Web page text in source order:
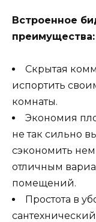
Встроенное
преимущества:
Скрытая
испортить
комнаты.
Экономия
не так сильно
сэкономить
отличным
помещений.
Простота в